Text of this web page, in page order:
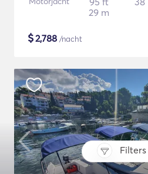
Filters
29 m
$2,788 /nacht